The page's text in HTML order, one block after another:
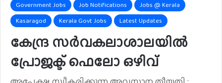
Government Jobs Job Notifications
Jobs @ Kerala
Kasaragod
Kerala Govt Jobs Latest Updates
കേന്ദ്ര സർവകലാശാലയിൽ
പ്രോജക്ട് ഫെലോ ഒഴിവ്